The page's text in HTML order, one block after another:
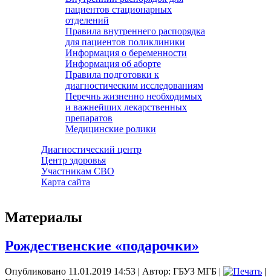
пациентов стационарных
отделений
Правила внутреннего распорядка
для пациентов поликлиники
Информация о беременности
Информация об аборте
Правила подготовки к
диагностическим исследованиям
Перечнь жизненно необходимых
и важнейших лекарственных
препаратов
Медицинские ролики
Диагностический центр
Центр здоровья
Участникам СВО
Карта сайта
Материалы
Рождественские «подарочки»
Опубликовано 11.01.2019 14:53 | Автор: ГБУЗ МГБ |
|